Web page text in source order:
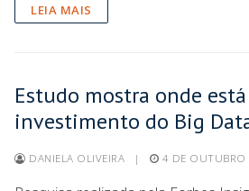
LEIA MAIS
Estudo mostra onde
investimento do Big
DANIELA OLIVEIRA | 4 DE OUTUBRO